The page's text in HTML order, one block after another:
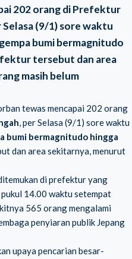
202 orang di Prefektur
(9/1) sore waktu
bumi bermagnitudo
tersebut dan area
masih belum
tewas mencapai 202 orang
, per Selasa (9/1) sore waktu
bumi bermagnitudo hingga
dan area sekitarnya, menurut
di prefektur yang
14.00 waktu setempat
565 orang mengalami
penyiaran publik Jepang
upaya pencarian besar-